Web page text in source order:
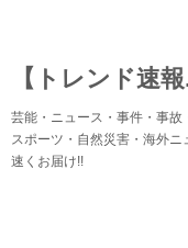
【トレンド速報
芸能・ニュース・事件・事故
スポーツ・自然災害・海外
速くお届け!!